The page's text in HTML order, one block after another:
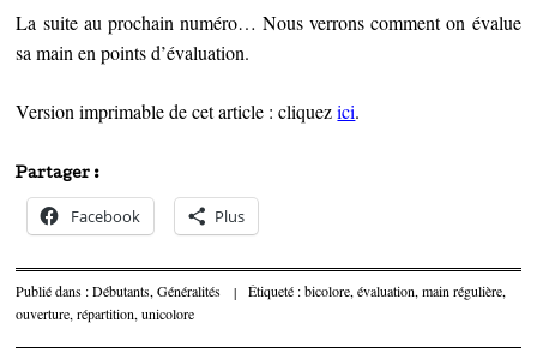
La suite au prochain numéro… Nous verrons comment on évalue
sa main en points d’évaluation.
Version imprimable de cet article : cliquezici.
Partager :
Facebook Plus
Publié dans :Débutants,Généralités | Étiqueté :bicolore,évaluation,main régulière,
ouverture,répartition,unicolore